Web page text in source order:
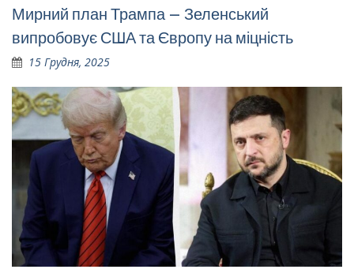
Мирний план Трампа – Зеленський
випробовує США та Європу на міцність
15 Грудня, 2025